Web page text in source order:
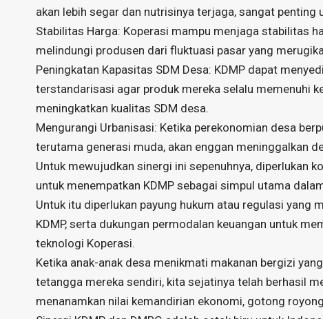
akan lebih segar dan nutrisinya terjaga, sangat penting
Stabilitas Harga: Koperasi mampu menjaga stabilitas
melindungi produsen dari fluktuasi pasar yang
Peningkatan Kapasitas SDM Desa: KDMP dapat
terstandarisasi agar produk mereka selalu memenuhi
meningkatkan kualitas SDM desa.
Mengurangi Urbanisasi: Ketika perekonomian desa
terutama generasi muda, akan enggan meninggalkan
Untuk mewujudkan sinergi ini sepenuhnya, diperlukan
untuk menempatkan KDMP sebagai simpul utama
Untuk itu diperlukan payung hukum atau regulasi yang
KDMP, serta dukungan permodalan keuangan untuk
teknologi Koperasi.
Ketika anak-anak desa menikmati makanan bergizi
tetangga mereka sendiri, kita sejatinya telah berhasil
menanamkan nilai kemandirian ekonomi, gotong